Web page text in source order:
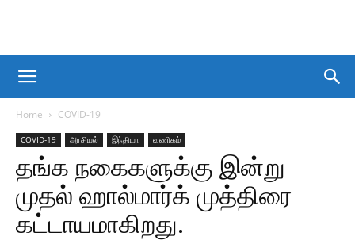
Home COVID-19
COVID-19 அரசியல் இந்தியா வணிகம்
தங்க நகைகளுக்கு இன்று
முதல் ஹால்மார்க் முத்திரை
கட்டாயமாகிறது.